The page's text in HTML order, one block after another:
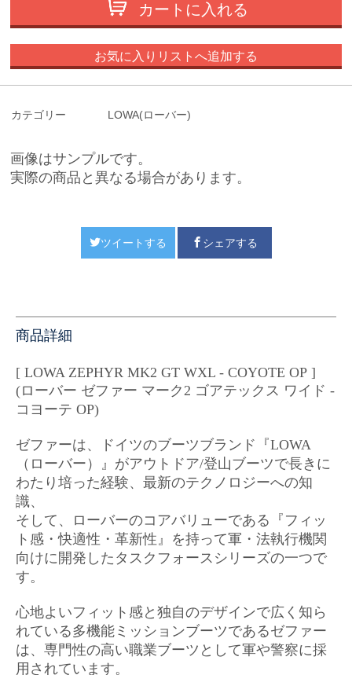
カートに入れる
お気に入りリストへ追加する
カテゴリー LOWA(ローバー)
画像はサンプルです。
実際の商品と異なる場合があります。
ツイートする シェアする
商品詳細
[ LOWA ZEPHYR MK2 GT WXL - COYOTE OP ]
(ローバー ゼファー マーク2 ゴアテックス ワイド -
コヨーテ OP)
ゼファーは、ドイツのブーツブランド『LOWA
（ローバー）』がアウトドア/登山ブーツで長きに
わたり培った経験、最新のテクノロジーへの知
識、
そして、ローバーのコアバリューである『フィッ
ト感・快適性・革新性』を持って軍・法執行機関
向けに開発したタスクフォースシリーズの一つで
す。
心地よいフィット感と独自のデザインで広く知ら
れている多機能ミッションブーツであるゼファー
は、専門性の高い職業ブーツとして軍や警察に採
用されています。